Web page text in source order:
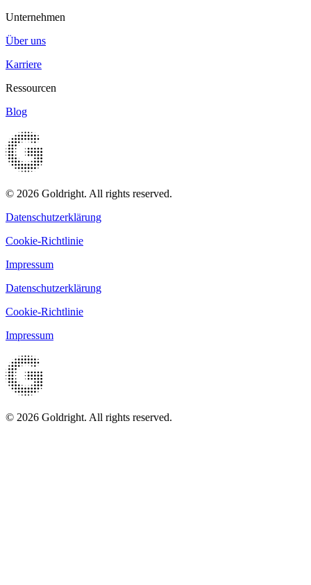
Unternehmen
Über uns
Karriere
Ressourcen
Blog
© 2026 Goldright. All rights reserved.
Datenschutzerklärung
Cookie-Richtlinie
Impressum
Datenschutzerklärung
Cookie-Richtlinie
Impressum
© 2026 Goldright. All rights reserved.